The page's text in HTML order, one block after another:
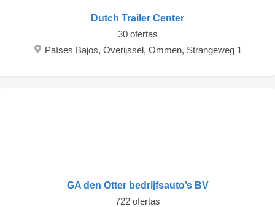
Dutch Trailer Center
30 ofertas
Países Bajos, Overijssel, Ommen, Strangeweg 1
GA den Otter bedrijfsauto’s BV
722 ofertas